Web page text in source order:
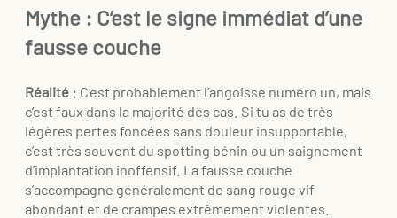
Mythe : C’est le signe immédiat d’une
fausse couche
Réalité : C’est probablement l’angoisse numéro un, mais
c’est faux dans la majorité des cas. Si tu as de très
légères pertes foncées sans douleur insupportable,
c’est très souvent du spotting bénin ou un saignement
d’implantation inoffensif. La fausse couche
s’accompagne généralement de sang rouge vif
abondant et de crampes extrêmement violentes.